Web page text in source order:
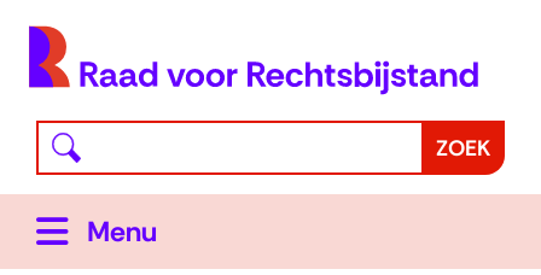
website
worden
toegestaan
Waar
bent
naar
ZOEK
Menu